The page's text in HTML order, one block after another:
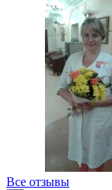
Все отзывы